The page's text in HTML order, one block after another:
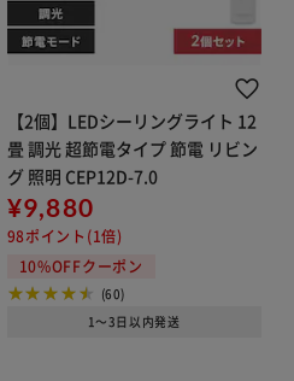
【2個】LEDシーリングライト 12
畳 調光 超節電タイプ 節電 リビン
グ 照明 CEP12D-7.0
¥9,880
98ポイント(1倍)
10%OFFクーポン
(60)
1～3日以内発送